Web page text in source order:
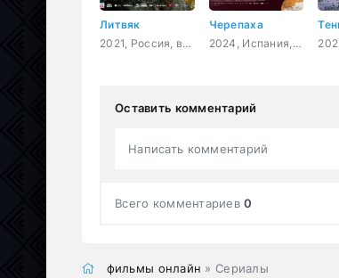
Литвяк
2021, Россия, военный, история, биография
Черепаха
2024, Испания, Чили, драма
Оставить комментарий
Написать комментарий
Всего комментариев0
фильмы онлайн » Сериалы